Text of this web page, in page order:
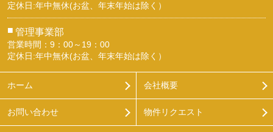
定休日:年中無休(お盆、年末年始は除く）
■ 管理事業部
営業時間：9：00～19：00
定休日:年中無休(お盆、年末年始は除く）
ホーム 会社概要
お問い合わせ 物件リクエスト